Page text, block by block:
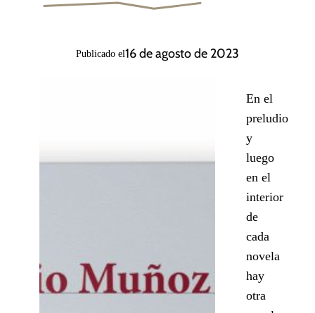
Publicado el16 de agosto de 2023
En el
preludio
y
luego
en el
interior
de
cada
novela
hay
otra